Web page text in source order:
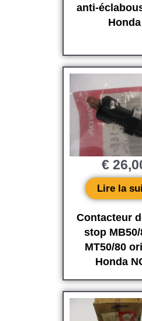
anti-
Honda
Contacteur
stop
MT50/80
Honda
€
Lire la